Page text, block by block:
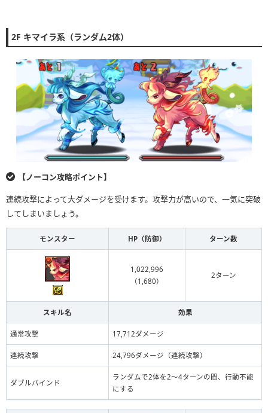
2F キマイラ系（ランダム2体）
【ノーコン攻略ポイント】
連続攻撃によって大ダメージを受けます。攻撃力が高いので、一気に突破
してしまいましょう。
モンスター HP（防御） ターン数
1,022,996
（1,680）
2ターン
スキル名 効果
通常攻撃 17,712ダメージ
連続攻撃 24,796ダメージ（連続攻撃）
ダブルバインド
ランダムで2体を2〜4ターンの間、行動不能
にする